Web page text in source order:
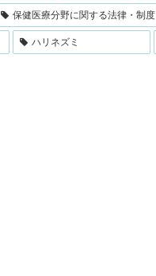
保健医療分野に関する法律・制度
ハリネズミ